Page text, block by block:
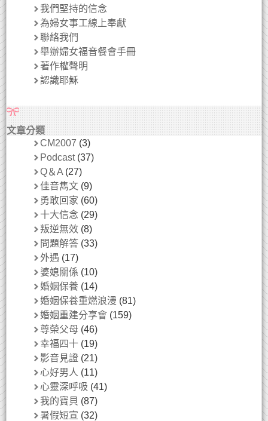
我們堅持的信念
為婦女事工線上奉獻
聯絡我們
舉辦婦女福音餐會手冊
著作權聲明
認識耶穌
文章分類
CM2007 (3)
Podcast(37)
Q＆A (27)
佳音雋文 (9)
勇敢回家 (60)
十大信念 (29)
叛逆無效 (8)
問題解答 (33)
外遇 (17)
婆媳關係 (10)
婚姻保養 (14)
婚姻保養重燃浪漫 (81)
婚姻重建分享會 (159)
尊榮父母 (46)
幸福四十 (19)
影音見證 (21)
心好男人 (11)
心靈深呼吸 (41)
我的寶貝 (87)
暑假短宣 (32)